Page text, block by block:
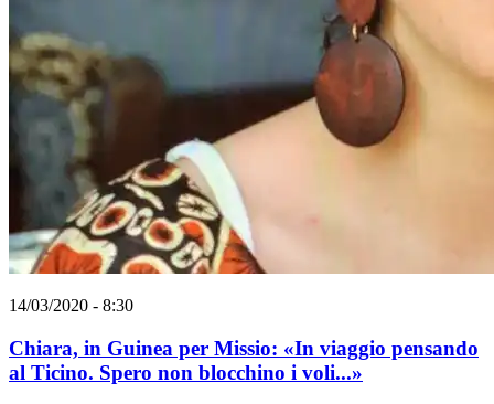
14/03/2020 - 8:30
Chiara, in Guinea per Missio: «In viaggio pensando
al Ticino. Spero non blocchino i voli...»